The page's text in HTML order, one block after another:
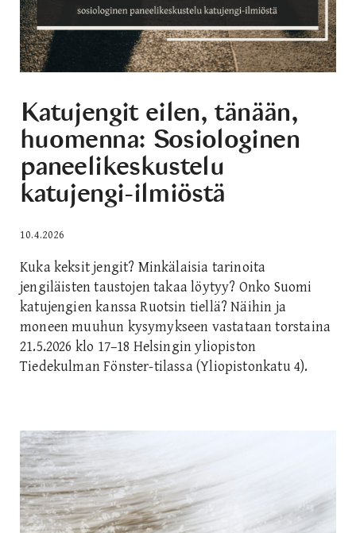
Katujengit eilen, tänään,
huomenna: Sosiologinen
paneelikeskustelu
katujengi-ilmiöstä
10.4.2026
Kuka keksit jengit? Minkälaisia tarinoita
jengiläisten taustojen takaa löytyy? Onko Suomi
katujengien kanssa Ruotsin tiellä? Näihin ja
moneen muuhun kysymykseen vastataan torstaina
21.5.2026 klo 17–18 Helsingin yliopiston
Tiedekulman Fönster-tilassa (Yliopistonkatu 4).